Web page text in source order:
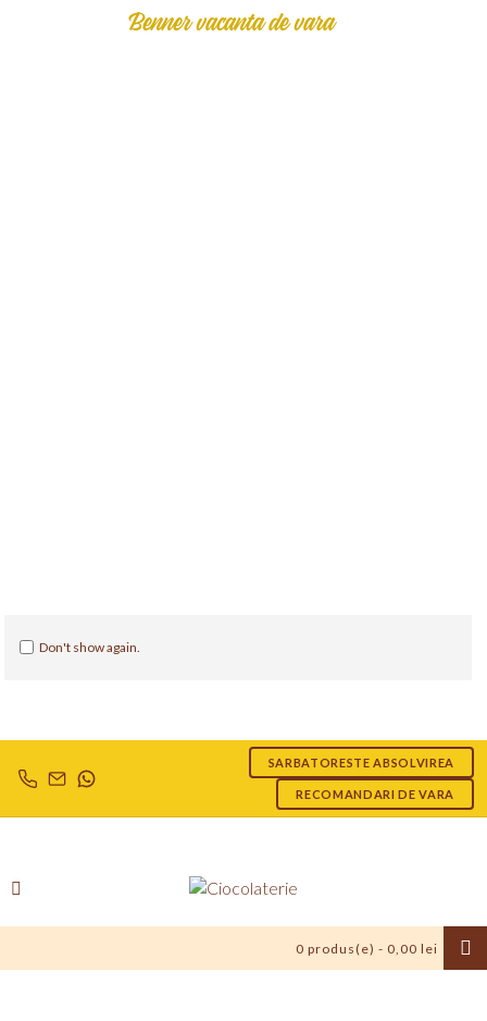
Benner vacanta de vara
Don't show again.
SARBATORESTE ABSOLVIREA
RECOMANDARI DE VARA
0 produs(e) - 0,00 lei